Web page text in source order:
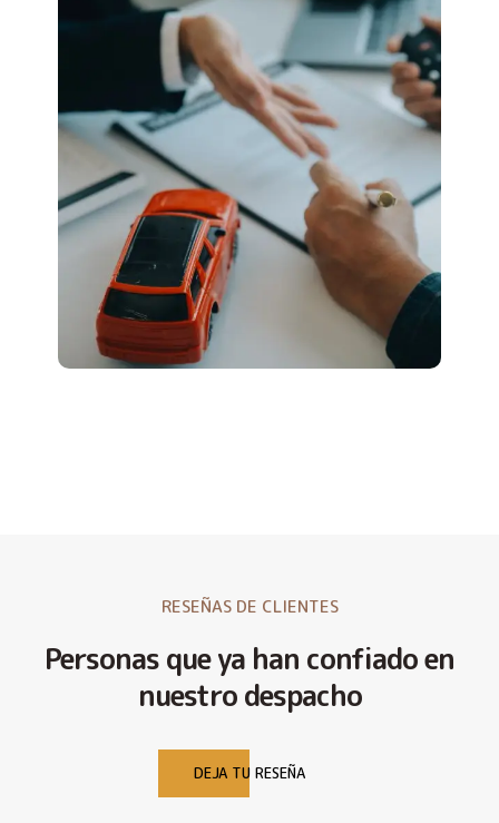
RESEÑAS DE CLIENTES
Personas que ya han confiado en
nuestro despacho
DEJA TU RESEÑA